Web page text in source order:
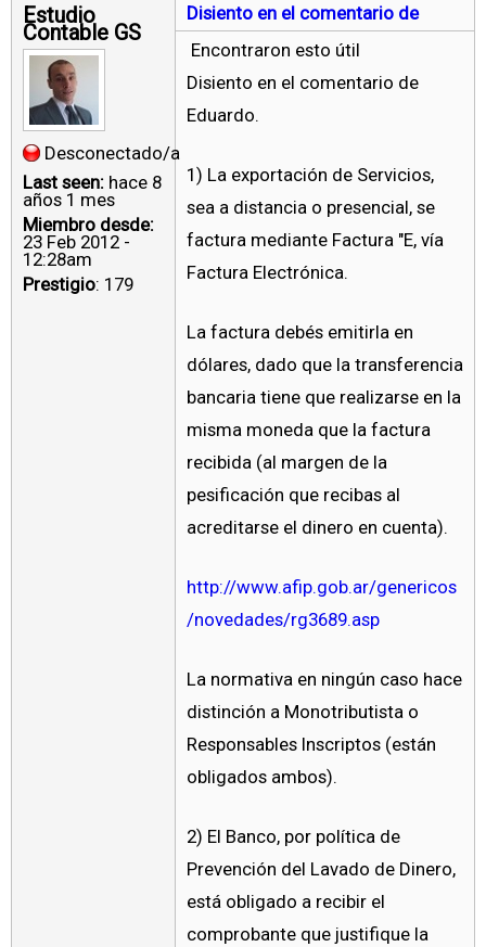
Estudio
Contable GS
Desconectado/a
Last seen: hace 8
años 1 mes
Miembro desde:
23 Feb 2012 -
12:28am
Prestigio: 179
Disiento en el comentario de
Encontraron esto útil
Disiento en el comentario de
Eduardo.
1) La exportación de Servicios,
sea a distancia o presencial, se
factura mediante Factura "E, vía
Factura Electrónica.
La factura debés emitirla en
dólares, dado que la transferencia
bancaria tiene que realizarse en la
misma moneda que la factura
recibida (al margen de la
pesificación que recibas al
acreditarse el dinero en cuenta).
http://www.afip.gob.ar/genericos
/novedades/rg3689.asp
La normativa en ningún caso hace
distinción a Monotributista o
Responsables Inscriptos (están
obligados ambos).
2) El Banco, por política de
Prevención del Lavado de Dinero,
está obligado a recibir el
comprobante que justifique la